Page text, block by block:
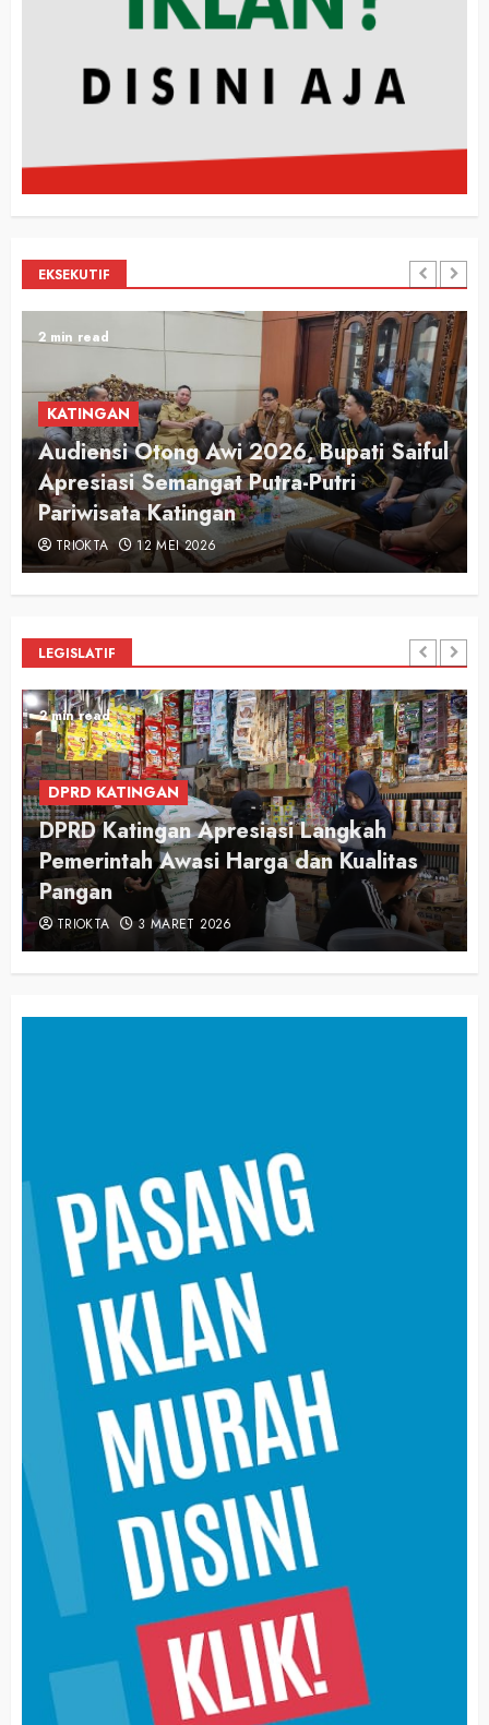
EKSEKUTIF
2 min read
KATINGAN
Audiensi Otong Awi 2026, Bupati Saiful
Apresiasi Semangat Putra-Putri
Pariwisata Katingan
TRIOKTA 12 MEI 2026
LEGISLATIF
2 min read
DPRD KATINGAN
DPRD Katingan Apresiasi Langkah
Pemerintah Awasi Harga dan Kualitas
Pangan
TRIOKTA 3 MARET 2026